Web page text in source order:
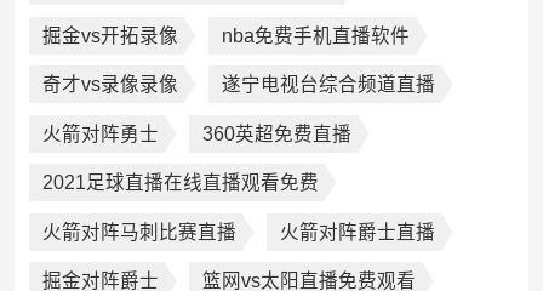
掘金vs开拓录像 nba免费手机直播软件
奇才vs录像录像 遂宁电视台综合频道直播
火箭对阵勇士 360英超免费直播
2021足球直播在线直播观看免费
火箭对阵马刺比赛直播 火箭对阵爵士直播
掘金对阵爵士 篮网vs太阳直播免费观看